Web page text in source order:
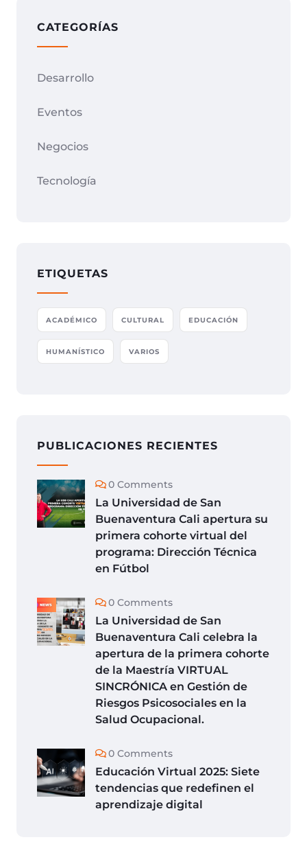
CATEGORÍAS
Desarrollo
Eventos
Negocios
Tecnología
ETIQUETAS
ACADÉMICO CULTURAL EDUCACIÓN
HUMANÍSTICO VARIOS
PUBLICACIONES RECIENTES
0 Comments
La Universidad de San
Buenaventura Cali apertura su
primera cohorte virtual del
programa: Dirección Técnica
en Fútbol
0 Comments
La Universidad de San
Buenaventura Cali celebra la
apertura de la primera cohorte
de la Maestría VIRTUAL
SINCRÓNICA en Gestión de
Riesgos Psicosociales en la
Salud Ocupacional.
0 Comments
Educación Virtual 2025: Siete
tendencias que redefinen el
aprendizaje digital